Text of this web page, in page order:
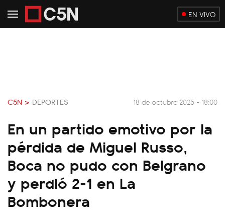
EN VIVO
C5N > DEPORTES 18 de octubre 2025 - 18:00
En un partido emotivo por la
pérdida de Miguel Russo,
Boca no pudo con Belgrano
y perdió 2-1 en La
Bombonera